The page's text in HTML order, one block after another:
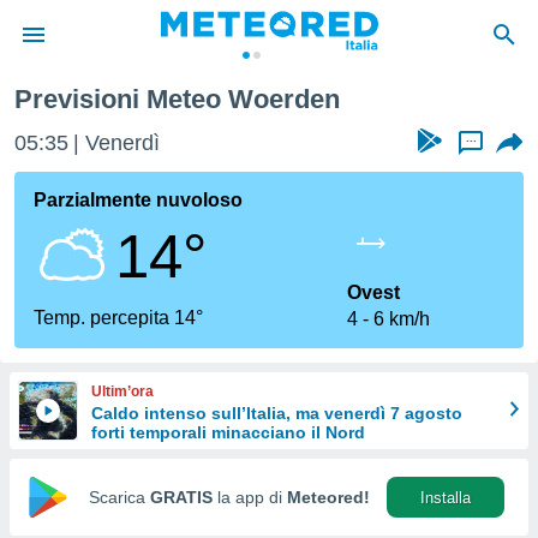
di
per
le
di
Web
Previsioni Meteo Woerden
05:35 Venerdì ...
Parzialmente nuvoloso
14°
Temp. percepita 14°
Ovest
4
6 km/h
Ultim’ora
Caldo intenso sull’Italia, ma venerdì 7 agosto
forti temporali minacciano il Nord
Scarica GRATIS la app di Meteored! Installa